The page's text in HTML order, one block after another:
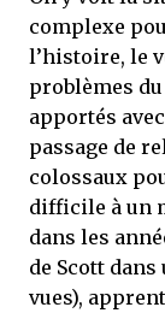
complexe
l’histoire, le
problèmes
apportés
passage de
colossaux
difficile à un
dans les
de Scott
vues),